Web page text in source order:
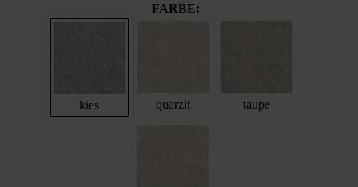
FARBE:
kies quarzit taupe